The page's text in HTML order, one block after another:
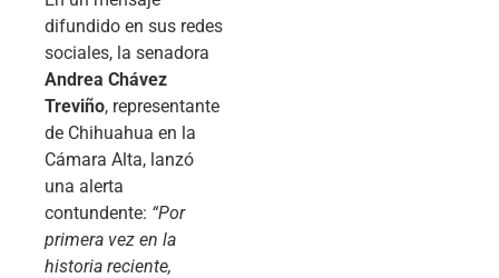
difundido en sus redes
sociales, la senadora
Andrea Chávez
Treviño, representante
de Chihuahua en la
Cámara Alta, lanzó
una alerta
contundente: “Por
primera vez en la
historia reciente,